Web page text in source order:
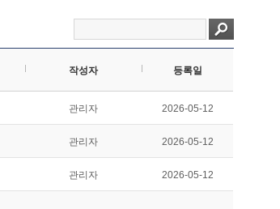
작성자 등록일
관리자 2026-05-12
관리자 2026-05-12
관리자 2026-05-12